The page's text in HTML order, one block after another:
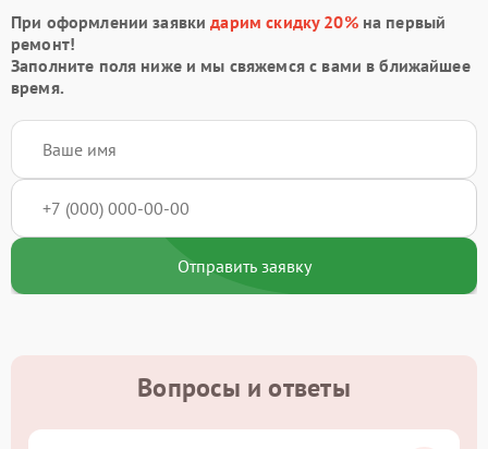
При оформлении заявкидарим скидку 20%на первый
ремонт!
Заполните поля ниже и мы свяжемся с вами в ближайшее
время.
Отправить заявку
Вопросы и ответы